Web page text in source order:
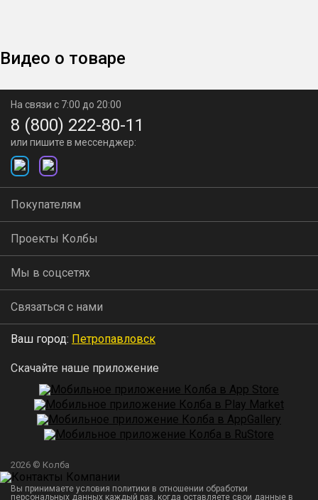
Видео о товаре
На связи с 7:00 до 20:00
8 (800) 222-80-11
или пишите в мессенджер:
Покупателям
Проекты Колбы
Мы в соцсетях
Связаться с нами
Ваш город: Петропавловск
Скачайте наше приложение
2026 © Колба
Вы принимаете условия политики в отношении обработки
персональных данных каждый раз, когда оставляете свои данные в